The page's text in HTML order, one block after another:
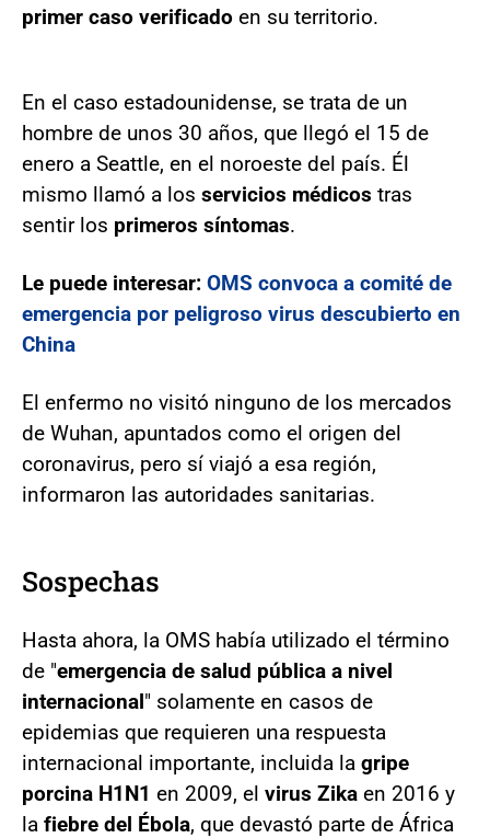
primer caso verificado en su territorio.
En el caso estadounidense, se trata de un
hombre de unos 30 años, que llegó el 15 de
enero a Seattle, en el noroeste del país. Él
mismo llamó a los servicios médicos tras
sentir los primeros síntomas.
Le puede interesar: OMS convoca a comité de
emergencia por peligroso virus descubierto en
China
El enfermo no visitó ninguno de los mercados
de Wuhan, apuntados como el origen del
coronavirus, pero sí viajó a esa región,
informaron las autoridades sanitarias.
Sospechas
Hasta ahora, la OMS había utilizado el término
de "emergencia de salud pública a nivel
internacional" solamente en casos de
epidemias que requieren una respuesta
internacional importante, incluida la gripe
porcina H1N1 en 2009, el virus Zika en 2016 y
la fiebre del Ébola, que devastó parte de África